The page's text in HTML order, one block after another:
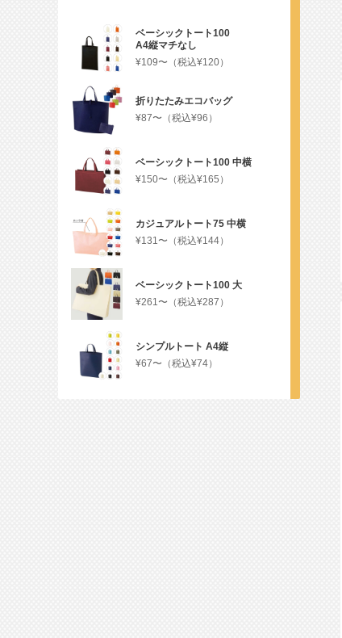
ベーシックトート100
A4縦マチなし
¥109〜（税込¥120）
折りたたみエコバッグ
¥87〜（税込¥96）
ベーシックトート100 中横
¥150〜（税込¥165）
カジュアルトート75 中横
¥131〜（税込¥144）
ベーシックトート100 大
¥261〜（税込¥287）
シンプルトート A4縦
¥67〜（税込¥74）